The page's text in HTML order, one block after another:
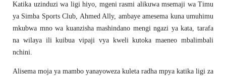
Katika uzinduzi wa ligi hiyo, mgeni rasmi alikuwa msemaji wa Timu
ya Simba Sports Club, Ahmed Ally, ambaye amesema kuna umuhimu
mkubwa mno wa kuanzisha mashindano mengi ngazi ya kata, tarafa
na wilaya ili kuibua vipaji vya kweli kutoka maeneo mbalimbali
nchini.
Alisema moja ya mambo yanayoweza kuleta radha mpya katika ligi za